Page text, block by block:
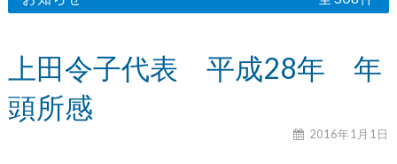
上田令子代表 平成28年 年
頭所感
2016年1月1日